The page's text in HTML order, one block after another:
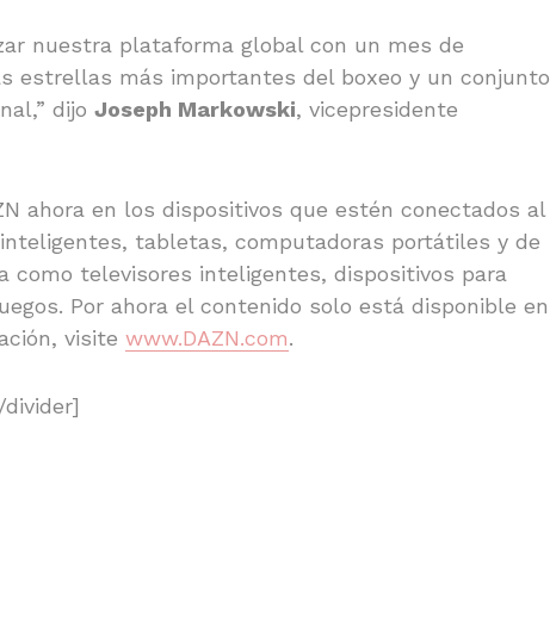
nuestra plataforma global con un mes de
estrellas más importantes del boxeo y un conjunto
dijo Joseph Markowski, vicepresidente
ahora en los dispositivos que estén conectados al
tabletas, computadoras portátiles y de
como televisores inteligentes, dispositivos para
Por ahora el contenido solo está disponible en
visite www.DAZN.com.
divider]